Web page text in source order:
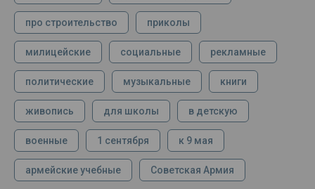
про строительство приколы
милицейские социальные рекламные
политические музыкальные книги
живопись для школы в детскую
военные 1 сентября к 9 мая
армейские учебные Советская Армия